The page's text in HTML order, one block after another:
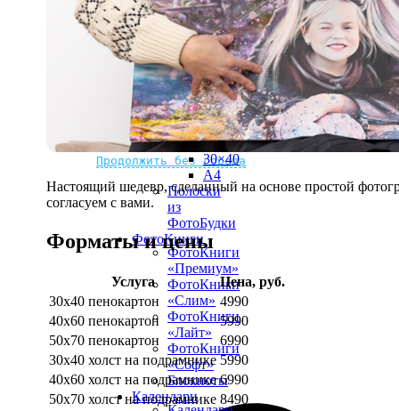
Не нашли Ваш город?
Мы доставляем по всему миру
Продолжить без города
рамке
10х10
10×15
13×18
15×15
15×20
20×20
20×30
30×30
30×40
A4
Полоски
из
ФотоБудки
ФотоКниги
ФотоКниги
«Премиум»
ФотоКниги
«Слим»
ФотоКниги
«Лайт»
ФотоКниги
«Софт»
Блокноты
Календари
Настоящий шедевр, сделанный на основе простой
согласуем с вами.
Форматы и цены
Услуга
Цена, руб.
30х40 пенокартон
4990
40х60 пенокартон
5990
50х70 пенокартон
6990
30х40 холст на подрамнике 5990
40х60 холст на подрамнике 6990
50х70 холст на подрамнике 8490